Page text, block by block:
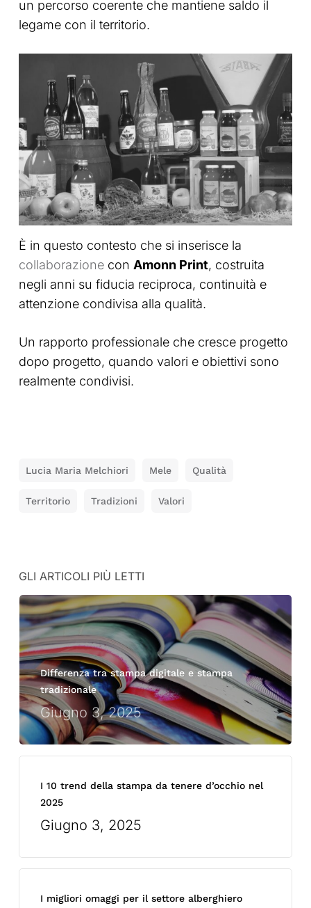
un percorso coerente che mantiene saldo il
legame con il territorio.
È in questo contesto che si inserisce la
collaborazionecon Amonn Print, costruita
negli anni su fiducia reciproca, continuità e
attenzione condivisa alla qualità.
Un rapporto professionale che cresce progetto
dopo progetto, quando valori e obiettivi sono
realmente condivisi.
Lucia Maria Melchiori Mele Qualità
Territorio Tradizioni Valori
GLI ARTICOLI PIÙ LETTI
Differenza tra stampa digitale e stampa
tradizionale
Giugno 3, 2025
I 10 trend della stampa da tenere d’occhio nel
2025
Giugno 3, 2025
I migliori omaggi per il settore alberghiero